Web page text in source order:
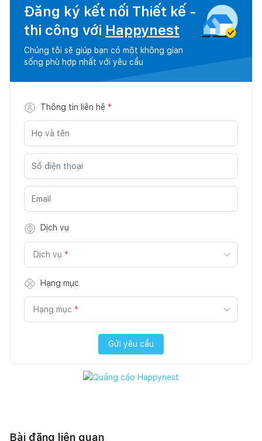
Đăng ký kết nối Thiết kế -
thi công với Happynest
Chúng tôi sẽ giúp bạn có một không gian
sống phù hợp nhất với yêu cầu
Thông tin liên hệ *
Dịch vụ
Dịch vụ *
Hạng mục
Hạng mục *
Gửi yêu cầu
Bài đăng liên quan